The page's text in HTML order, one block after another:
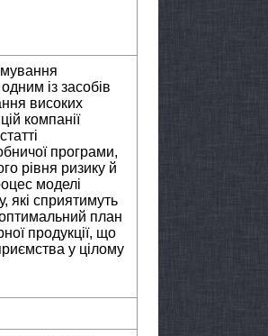
із засобів
високих
компанії
програми,
рівня ризику й
моделі
які сприятимуть
план
продукції, що
у цілому